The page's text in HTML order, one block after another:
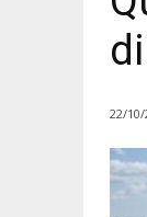
22/10/